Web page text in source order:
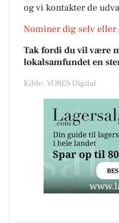
og vi kontakter de
Nominer dig selv eller
Tak fordi du vil være
lokalsamfundet en
Kilde: VORES Digital